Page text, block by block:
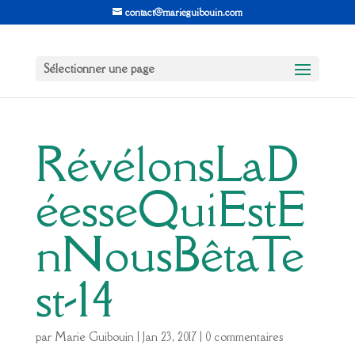
contact@marieguibouin.com
Sélectionner une page
RévélonsLaD
éesseQuiEstE
nNousBêtaTe
st-14
par Marie Guibouin| Jan 23, 2017| 0 commentaires